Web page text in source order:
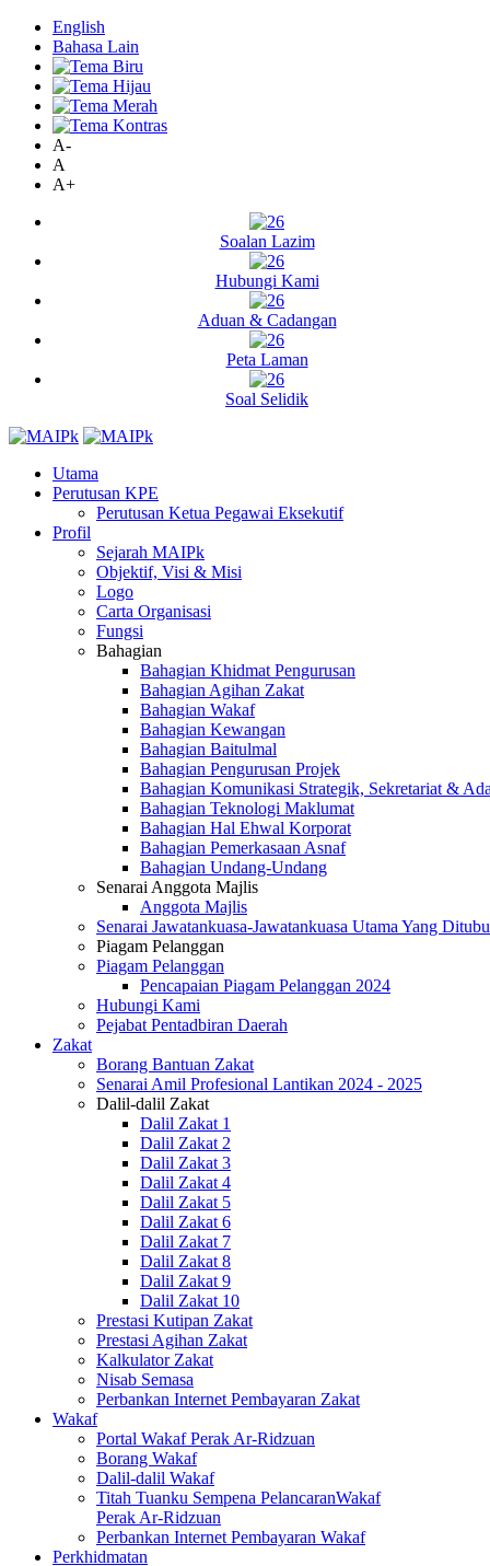
English
Bahasa Lain
A-
A
A+
Soalan Lazim
Hubungi Kami
Aduan & Cadangan
Peta Laman
Soal Selidik
Utama
Perutusan KPE
Perutusan Ketua Pegawai Eksekutif
Profil
Sejarah MAIPk
Objektif, Visi & Misi
Logo
Carta Organisasi
Fungsi
Bahagian
Bahagian Khidmat Pengurusan
Bahagian Agihan Zakat
Bahagian Wakaf
Bahagian Kewangan
Bahagian Baitulmal
Bahagian Pengurusan Projek
Bahagian Komunikasi Strategik, Sekretariat &
Bahagian Teknologi Maklumat
Bahagian Hal Ehwal Korporat
Bahagian Pemerkasaan Asnaf
Bahagian Undang-Undang
Senarai Anggota Majlis
Anggota Majlis
Senarai Jawatankuasa-Jawatankuasa Utama Yang
Piagam Pelanggan
Piagam Pelanggan
Pencapaian Piagam Pelanggan 2024
Hubungi Kami
Pejabat Pentadbiran Daerah
Zakat
Borang Bantuan Zakat
Senarai Amil Profesional Lantikan 2024 - 2025
Dalil-dalil Zakat
Dalil Zakat 1
Dalil Zakat 2
Dalil Zakat 3
Dalil Zakat 4
Dalil Zakat 5
Dalil Zakat 6
Dalil Zakat 7
Dalil Zakat 8
Dalil Zakat 9
Dalil Zakat 10
Prestasi Kutipan Zakat
Prestasi Agihan Zakat
Kalkulator Zakat
Nisab Semasa
Perbankan Internet Pembayaran Zakat
Wakaf
Portal Wakaf Perak Ar-Ridzuan
Borang Wakaf
Dalil-dalil Wakaf
Titah Tuanku Sempena PelancaranWakaf
Perak Ar-Ridzuan
Perbankan Internet Pembayaran Wakaf
Perkhidmatan